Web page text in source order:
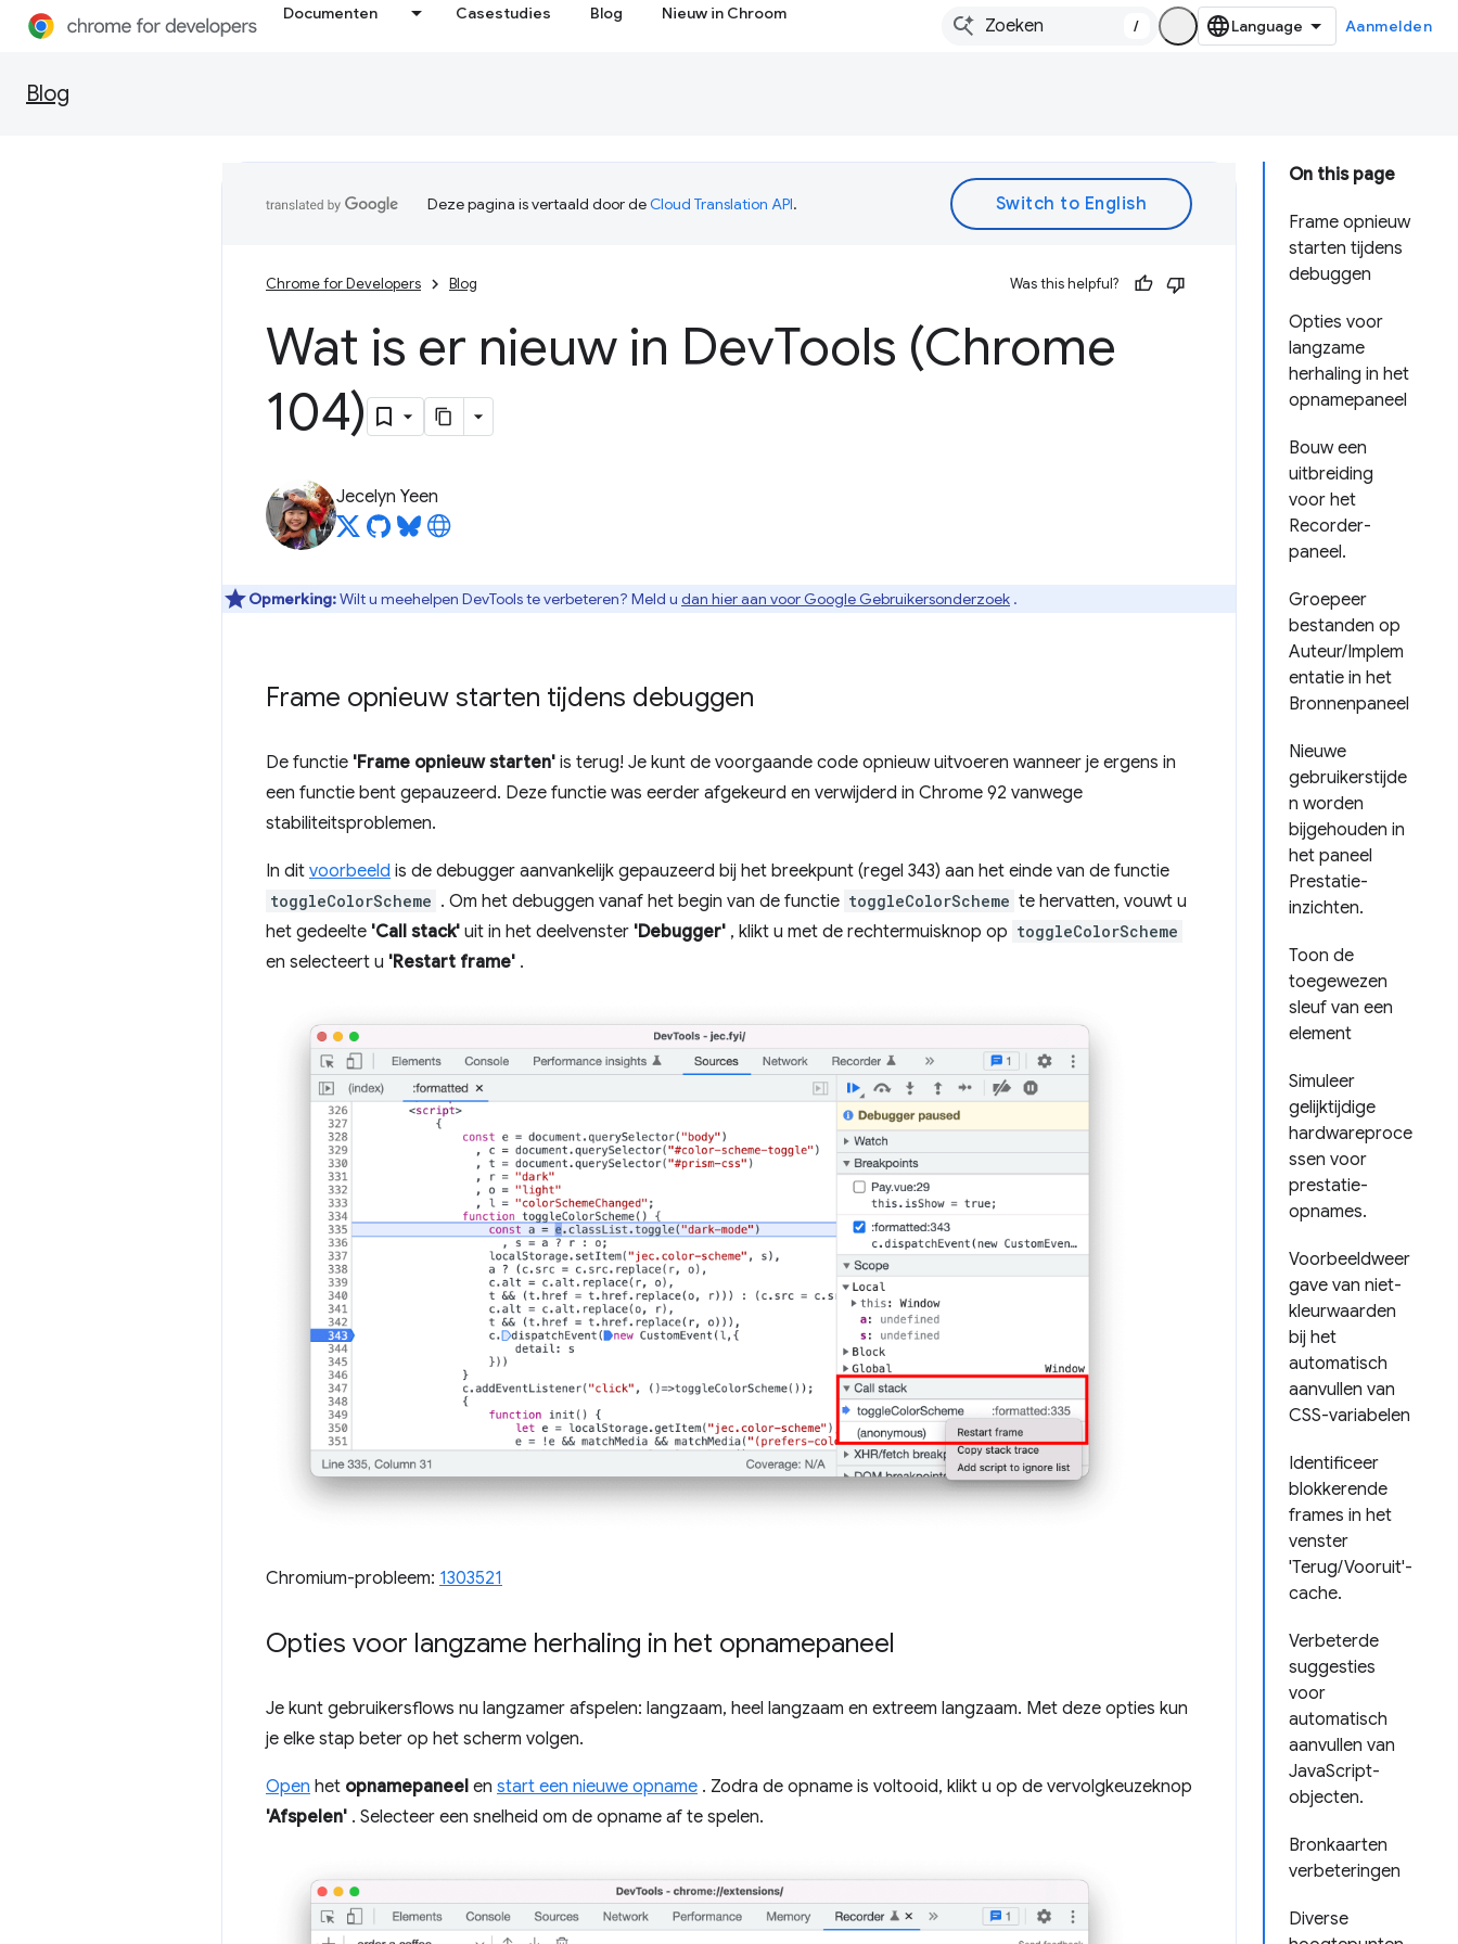
Documenten Casestudies Blog Nieuw in Chroom
/ Aanmelden
Blog
On this page
Frame opnieuw
starten tijdens
debuggen
Opties voor
langzame
herhaling in het
opnamepaneel
Bouw een
uitbreiding
voor het
Recorder-
paneel.
Groepeer
bestanden op
Auteur/Implem
entatie in het
Bronnenpaneel
Nieuwe
gebruikerstijde
n worden
bijgehouden in
het paneel
Prestatie-
inzichten.
Toon de
toegewezen
sleuf van een
element
Simuleer
gelijktijdige
hardwareproce
ssen voor
prestatie-
opnames.
Voorbeeldweer
gave van niet-
kleurwaarden
bij het
automatisch
aanvullen van
CSS-variabelen
Identificeer
blokkerende
frames in het
venster
'Terug/Vooruit'-
cache.
Verbeterde
suggesties
voor
automatisch
aanvullen van
JavaScript-
objecten.
Bronkaarten
verbeteringen
Diverse
Deze pagina is vertaald door deCloud Translation API.
Chrome for Developers Blog Was this helpful?
Wat is er nieuw in DevTools (Chrome
104)
Jecelyn Yeen
Opmerking:Wilt u meehelpen DevTools te verbeteren? Meld u dan hier aan voor Google Gebruikersonderzoek .
Frame opnieuw starten tijdens debuggen
De functie 'Frame opnieuw starten' is terug! Je kunt de voorgaande code opnieuw uitvoeren wanneer je ergens in
een functie bent gepauzeerd. Deze functie was eerder afgekeurd en verwijderd in Chrome 92 vanwege
stabiliteitsproblemen.
In dit voorbeeld is de debugger aanvankelijk gepauzeerd bij het breekpunt (regel 343) aan het einde van de functie
toggleColorScheme . Om het debuggen vanaf het begin van de functie toggleColorScheme te hervatten, vouwt u
het gedeelte 'Call stack' uit in het deelvenster 'Debugger' , klikt u met de rechtermuisknop op toggleColorScheme
en selecteert u 'Restart frame' .
Chromium-probleem: 1303521
Opties voor langzame herhaling in het opnamepaneel
Je kunt gebruikersflows nu langzamer afspelen: langzaam, heel langzaam en extreem langzaam. Met deze opties kun
je elke stap beter op het scherm volgen.
Open het opnamepaneel en start een nieuwe opname . Zodra de opname is voltooid, klikt u op de vervolgkeuzeknop
'Afspelen' . Selecteer een snelheid om de opname af te spelen.